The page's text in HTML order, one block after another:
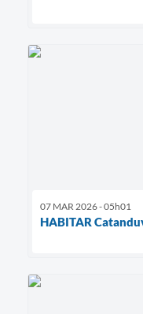
07 MAR 2026 - 05h01
HABITAR